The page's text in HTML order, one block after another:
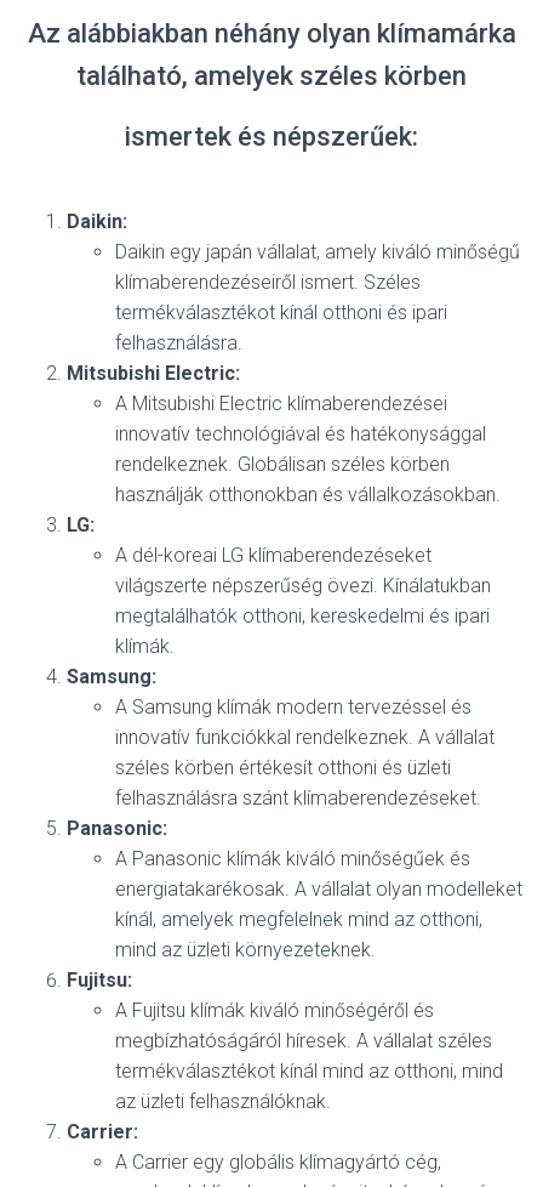
Az alábbiakban néhány olyan klímamárka
található, amelyek széles körben
ismertek és népszerűek:
Daikin:
Daikin egy japán vállalat, amely kiváló minőségű
klímaberendezéseiről ismert. Széles
termékválasztékot kínál otthoni és ipari
felhasználásra.
Mitsubishi Electric:
A Mitsubishi Electric klímaberendezései
innovatív technológiával és hatékonysággal
rendelkeznek. Globálisan széles körben
használják otthonokban és vállalkozásokban.
LG:
A dél-koreai LG klímaberendezéseket
világszerte népszerűség övezi. Kínálatukban
megtalálhatók otthoni, kereskedelmi és ipari
klímák.
Samsung:
A Samsung klímák modern tervezéssel és
innovatív funkciókkal rendelkeznek. A vállalat
széles körben értékesít otthoni és üzleti
felhasználásra szánt klímaberendezéseket.
Panasonic:
A Panasonic klímák kiváló minőségűek és
energiatakarékosak. A vállalat olyan modelleket
kínál, amelyek megfelelnek mind az otthoni,
mind az üzleti környezeteknek.
Fujitsu:
A Fujitsu klímák kiváló minőségéről és
megbízhatóságáról híresek. A vállalat széles
termékválasztékot kínál mind az otthoni, mind
az üzleti felhasználóknak.
Carrier:
A Carrier egy globális klímagyártó cég,